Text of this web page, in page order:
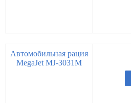
Автомобильная рация
MegaJet MJ-3031M